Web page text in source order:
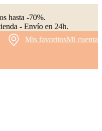
hasta -70%.
- Envío en 24h.
Mis favoritosMi cuenta